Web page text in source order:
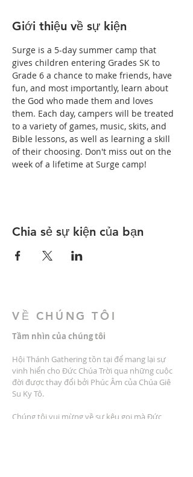
Giới thiệu về sự kiện
Surge is a 5-day summer camp that
gives children entering Grades SK to
Grade 6 a chance to make friends, have
fun, and most importantly, learn about
the God who made them and loves
them. Each day, campers will be treated
to a variety of games, music, skits, and
Bible lessons, as well as learning a skill
of their choosing. Don't miss out on the
week of a lifetime at Surge camp!
Chia sẻ sự kiện của bạn
VỀ CHÚNG TÔI
Tầm nhìn của chúng tôi
Hội Thánh Gathering tồn tại để mang lại sự
vinh hiển cho Đức Chúa Trời qua những cuộc
đời được thay đổi bởi Phúc Âm của Chúa Giê
Su Ky Tô.
Chúng tôi vui mừng về sự kêu gọi mà Đức